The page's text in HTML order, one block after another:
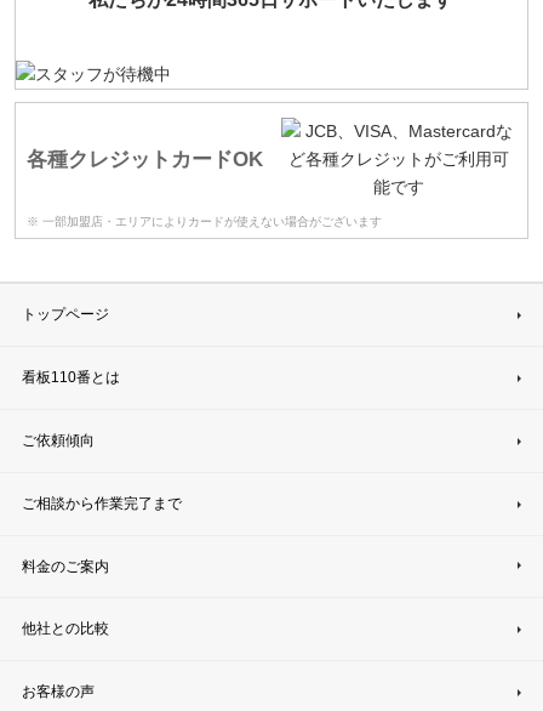
各種クレジットカードOK
※ 一部加盟店・エリアによりカードが使えない場合がございます
トップページ
看板110番とは
ご依頼傾向
ご相談から作業完了まで
料金のご案内
他社との比較
お客様の声